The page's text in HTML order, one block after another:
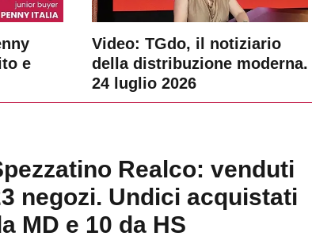
e
Video: TGdo, il notiziario
della distribuzione moderna.
24 luglio 2026
Realco: venduti
negozi. Undici acquistati
MD e 10 da HS